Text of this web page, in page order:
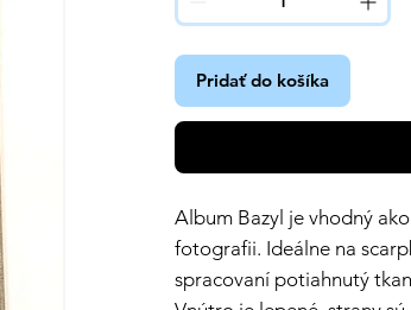
Pridať do košíka
Album Bazyl je vhodný
fotografii. Ideálne na
spracovaní potiahnutý